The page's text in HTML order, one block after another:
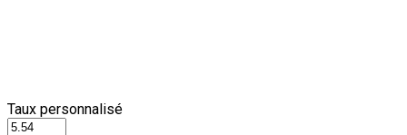
Taux personnalisé